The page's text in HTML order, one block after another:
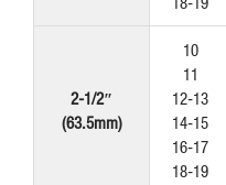
2-1/2″
(63.5mm)
10
11
12-13
14-15
16-17
18-19